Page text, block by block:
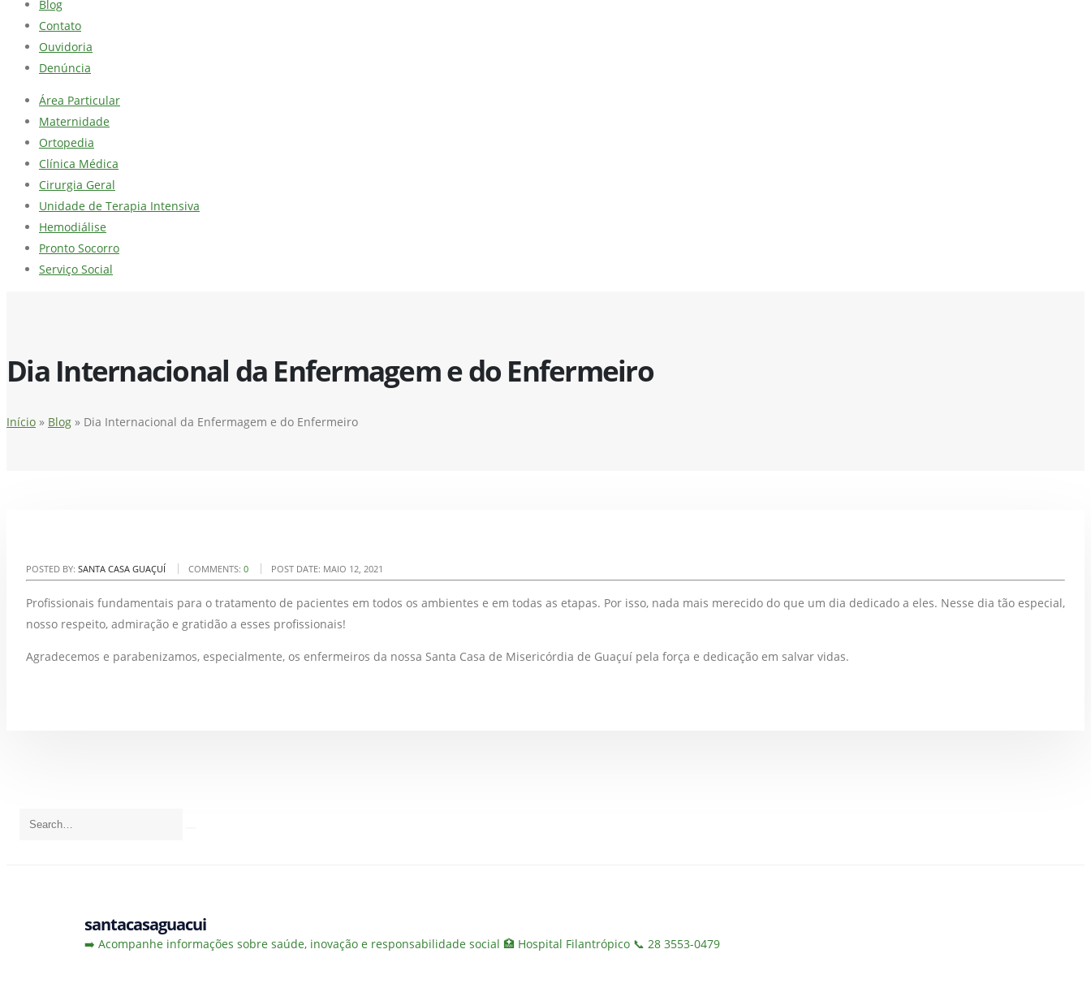
Blog
Contato
Ouvidoria
Denúncia
Área Particular
Maternidade
Ortopedia
Clínica Médica
Cirurgia Geral
Unidade de Terapia Intensiva
Hemodiálise
Pronto Socorro
Serviço Social
Dia Internacional da Enfermagem e do Enfermeiro
Início » Blog » Dia Internacional da Enfermagem e do Enfermeiro
POSTED BY: SANTA CASA GUAÇUÍ COMMENTS: 0 POST DATE: MAIO 12, 2021
Profissionais fundamentais para o tratamento de pacientes em todos os ambientes e em todas as etapas. Por isso, nada mais merecido do que um dia dedicado a eles. Nesse dia tão especial,
nosso respeito, admiração e gratidão a esses profissionais!
Agradecemos e parabenizamos, especialmente, os enfermeiros da nossa Santa Casa de Misericórdia de Guaçuí pela força e dedicação em salvar vidas.
santacasaguacui
➡️ Acompanhe informações sobre saúde, inovação e responsabilidade social 🏥 Hospital Filantrópico 📞 28 3553-0479